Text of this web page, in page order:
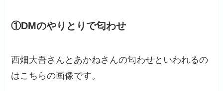
①DMのやりとりで匂わせ
西畑大吾さんとあかねさんの匂わせといわれるの
はこちらの画像です。